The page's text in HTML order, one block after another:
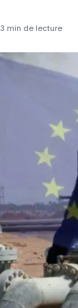
3 min de lecture